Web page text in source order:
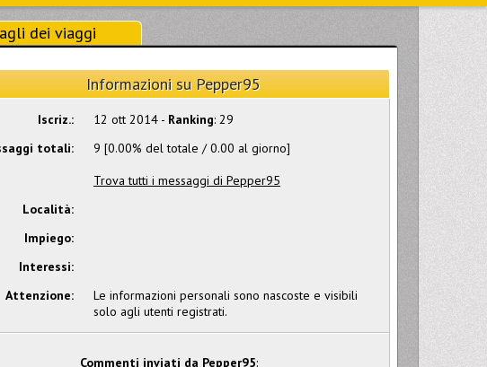
dei viaggi
Informazioni su Pepper95
Iscriz.: 12 ott 2014 - Ranking: 29
totali:
9 [0.00% del totale / 0.00 al giorno]
Trova tutti i messaggi di Pepper95
Località:
Impiego:
Interessi:
Attenzione:
Le informazioni personali sono nascoste e visibili
solo agli utenti registrati.
Commenti inviati da Pepper95: